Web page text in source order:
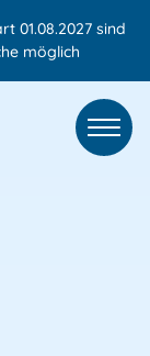
01.08.2027 sind
möglich